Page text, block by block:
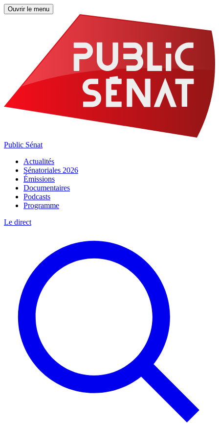
Ouvrir le menu
Public Sénat
Actualités
Sénatoriales 2026
Émissions
Documentaires
Podcasts
Programme
Le direct